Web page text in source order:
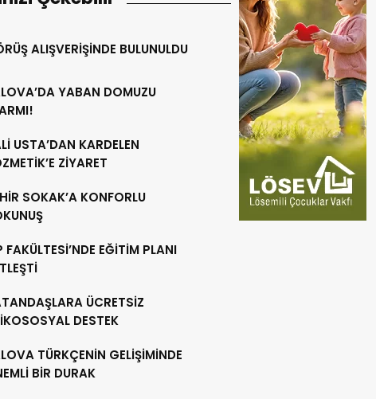
ALIŞVERİŞİNDE BULUNULDU
YABAN DOMUZU
USTA’DAN KARDELEN
ZİYARET
SOKAK’A KONFORLU
FAKÜLTESİ’NDE EĞİTİM PLANI
ÜCRETSİZ
DESTEK
TÜRKÇENİN GELİŞİMİNDE
BİR DURAK